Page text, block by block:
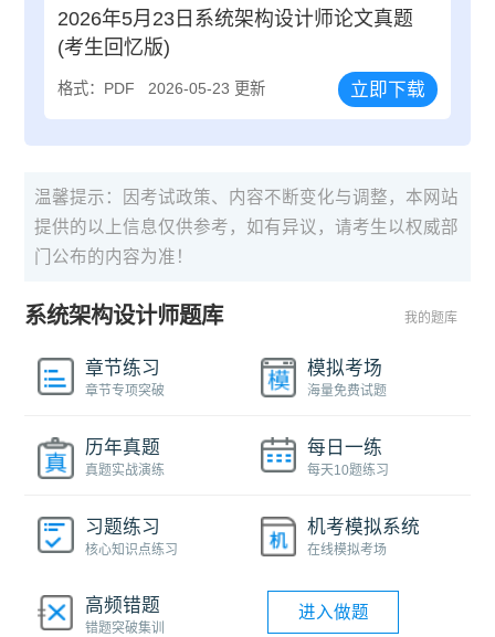
2026年5月23日系统架构设计师论文真题
(考生回忆版)
格式：PDF 2026-05-23 更新 立即下载
温馨提示：因考试政策、内容不断变化与调整，本网站
提供的以上信息仅供参考，如有异议，请考生以权威部
门公布的内容为准！
系统架构设计师题库 我的题库
章节练习
章节专项突破
模拟考场
海量免费试题
历年真题
真题实战演练
每日一练
每天10题练习
习题练习
核心知识点练习
机考模拟系统
在线模拟考场
高频错题
错题突破集训
进入做题